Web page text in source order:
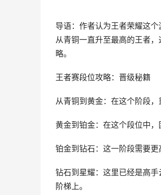
导语：作者认为王者荣耀这
从青铜一直升至最高的王者
略。
王者赛段位攻略：晋级秘籍
从青铜到黄金：在这个阶段
黄金到铂金：在这个段位中，
铂金到钻石：这一阶段需要
钻石到星耀：这里已经是高
阶梯上。